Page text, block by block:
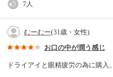
7人
むーむー(31歳・女性)
お口の中が潤う感じ
ドライアイと眼精疲労の為に購入。